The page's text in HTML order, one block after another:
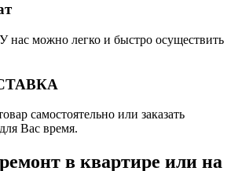
нас можно легко и быстро осуществить
самостоятельно или заказать
Вас время.
в квартире или на